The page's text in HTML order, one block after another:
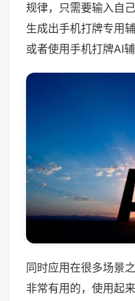
规律，只需要输入自
生成出手机打牌专用
或者使用手机打牌AI
同时应用在很多场景
非常有用的，使用起